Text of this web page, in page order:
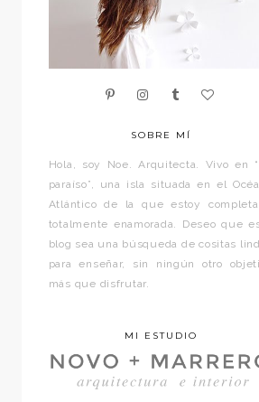
SOBRE MÍ
Hola, soy Noe. Arquitecta. Vivo en
paraíso”, una isla situada en el
Atlántico de la que estoy
totalmente enamorada. Deseo que
blog sea una búsqueda de cositas
para enseñar, sin ningún otro
más que disfrutar.
MI ESTUDIO